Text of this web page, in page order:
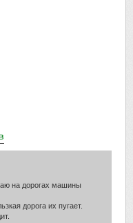
на дорогах машины
дорога их пугает.